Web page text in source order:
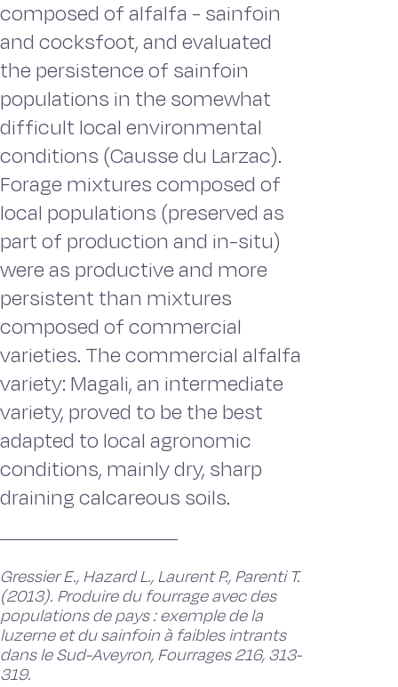
composed of alfalfa - sainfoin
and cocksfoot, and evaluated
the persistence of sainfoin
populations in the somewhat
difficult local environmental
conditions (Causse du Larzac).
Forage mixtures composed of
local populations (preserved as
part of production and in-situ)
were as productive and more
persistent than mixtures
composed of commercial
varieties. The commercial alfalfa
variety: Magali, an intermediate
variety, proved to be the best
adapted to local agronomic
conditions, mainly dry, sharp
draining calcareous soils.
Gressier E., Hazard L., Laurent P., Parenti T.
(2013). Produire du fourrage avec des
populations de pays : exemple de la
luzerne et du sainfoin à faibles intrants
dans le Sud-Aveyron, Fourrages 216, 313-
319.